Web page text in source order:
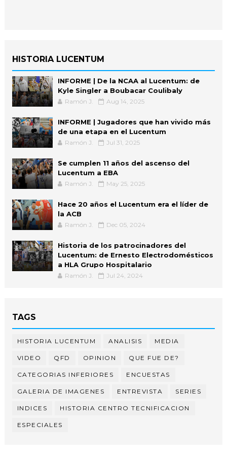
HISTORIA LUCENTUM
INFORME | De la NCAA al Lucentum: de
Kyle Singler a Boubacar Coulibaly
Ramón J. Aug 14, 2025
INFORME | Jugadores que han vivido más
de una etapa en el Lucentum
Ramón J. Jul 31, 2025
Se cumplen 11 años del ascenso del
Lucentum a EBA
Ramón J. May 25, 2025
Hace 20 años el Lucentum era el líder de
la ACB
Ramón J. Dec 05, 2024
Historia de los patrocinadores del
Lucentum: de Ernesto Electrodomésticos
a HLA Grupo Hospitalario
Ramón J. Jul 24, 2024
TAGS
HISTORIA LUCENTUM ANALISIS MEDIA
VIDEO QFD OPINION QUE FUE DE?
CATEGORIAS INFERIORES ENCUESTAS
GALERIA DE IMAGENES ENTREVISTA SERIES
INDICES HISTORIA CENTRO TECNIFICACION
ESPECIALES